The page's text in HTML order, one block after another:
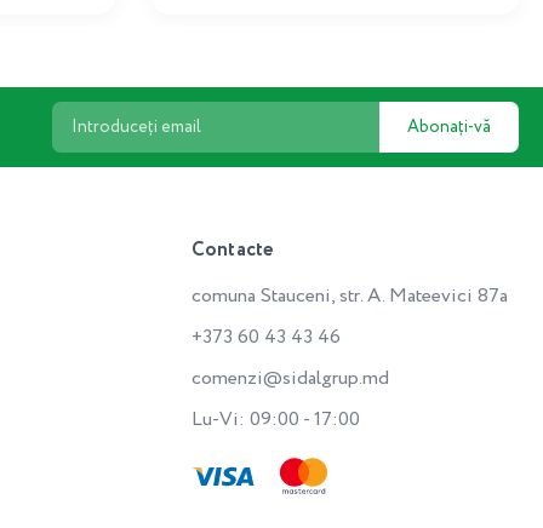
Abonați-vă
Contacte
comuna Stauceni, str. A. Mateevici 87a
+373 60 43 43 46
comenzi@sidalgrup.md
Lu-Vi: 09:00 - 17:00